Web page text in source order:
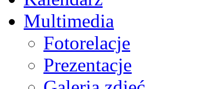
Multimedia
Fotorelacje
Prezentacje